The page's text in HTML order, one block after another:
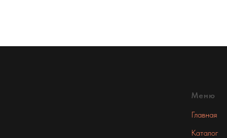
Меню
Главная
Каталог